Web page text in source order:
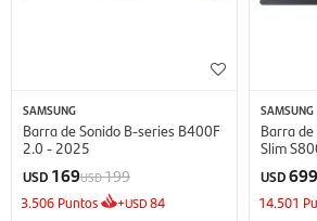
SAMSUNG
Barra de Sonido B-series B400F
2.0 - 2025
USD 169USD199
3.506 Puntos +USD84
SAMSUNG
Barra
Slim
USD699
14.501